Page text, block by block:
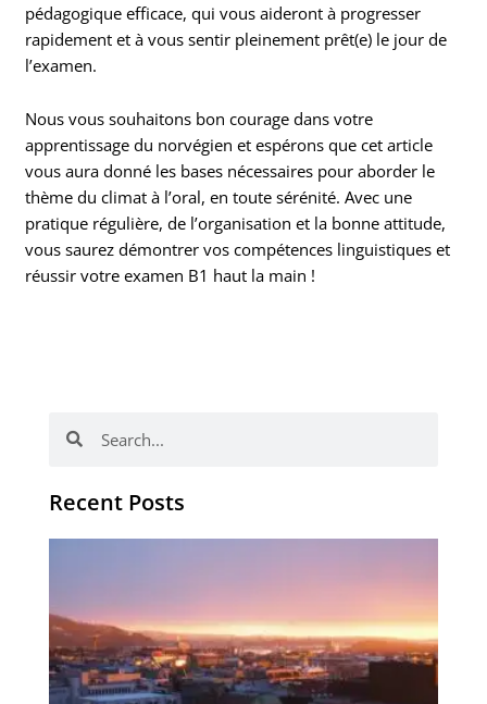
pédagogique efficace, qui vous aideront à progresser
rapidement et à vous sentir pleinement prêt(e) le jour de
l’examen.
Nous vous souhaitons bon courage dans votre
apprentissage du norvégien et espérons que cet article
vous aura donné les bases nécessaires pour aborder le
thème du climat à l’oral, en toute sérénité. Avec une
pratique régulière, de l’organisation et la bonne attitude,
vous saurez démontrer vos compétences linguistiques et
réussir votre examen B1 haut la main !
Recent Posts